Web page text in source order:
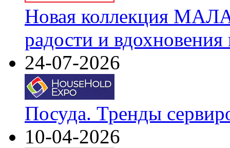
Новая коллекция
радости и
24-07-2026
Посуда. Тренды
10-04-2026